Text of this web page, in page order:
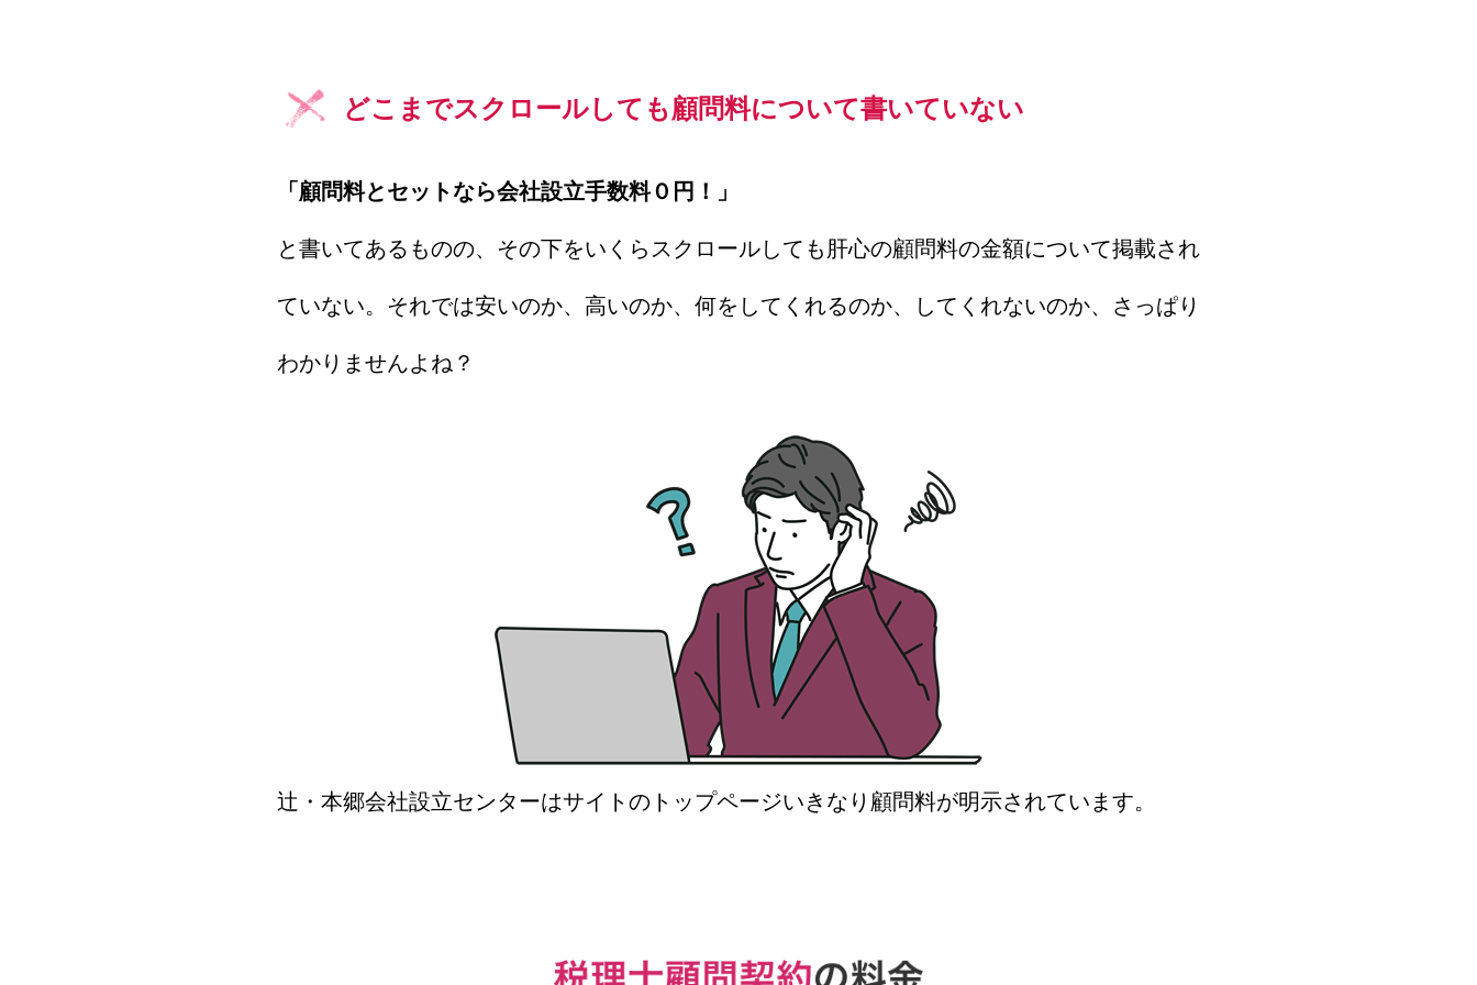
どこまでスクロールしても顧問料について書いていない
「顧問料とセットなら会社設立手数料０円！」
と書いてあるものの、その下をいくらスクロールしても肝心の顧問料の金額について掲載され
ていない。それでは安いのか、高いのか、何をしてくれるのか、してくれないのか、さっぱり
わかりませんよね？
辻・本郷会社設立センターはサイトのトップページいきなり顧問料が明示されています。